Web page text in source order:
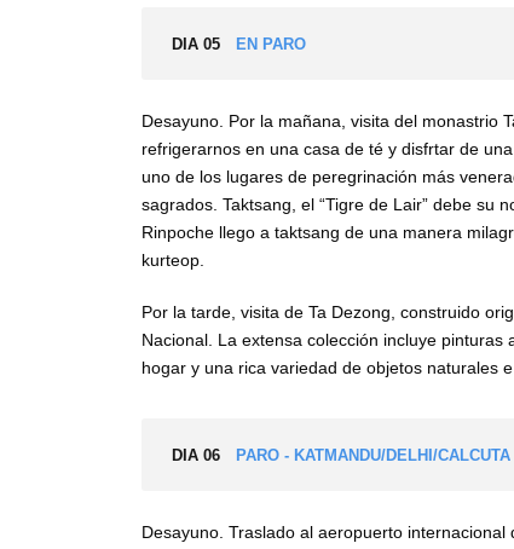
DIA 05 EN PARO
Desayuno. Por la mañana, visita del monastrio
refrigerarnos en una casa de té y disfrtar de
uno de los lugares de peregrinación más
sagrados. Taktsang, el “Tigre de Lair” debe su
Rinpoche llego a taktsang de una manera
kurteop.
Por la tarde, visita de Ta Dezong, construido
Nacional. La extensa colección incluye
hogar y una rica variedad de objetos naturales e
DIA 06 PARO - KATMANDU/DELHI/
Desayuno. Traslado al aeropuerto